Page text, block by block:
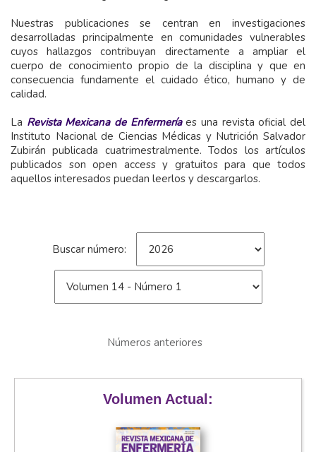
Nuestras publicaciones se centran en investigaciones
desarrolladas principalmente en comunidades vulnerables
cuyos hallazgos contribuyan directamente a ampliar el
cuerpo de conocimiento propio de la disciplina y que en
consecuencia fundamente el cuidado ético, humano y de
calidad.
La Revista Mexicana de Enfermeríaes una revista oficial del
Instituto Nacional de Ciencias Médicas y Nutrición Salvador
Zubirán publicada cuatrimestralmente. Todos los artículos
publicados son open access y gratuitos para que todos
aquellos interesados puedan leerlos y descargarlos.
Buscar número:
Números anteriores
Volumen Actual: